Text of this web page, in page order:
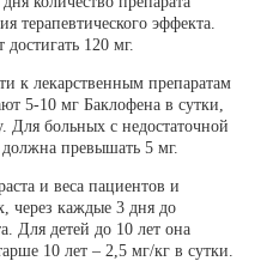
терапевтического эффекта.
120 мг.
к лекарственным препаратам
5-10 мг Баклофена в сутки,
Для больных с недостаточной
превышать 5 мг.
и веса пациентов и
через каждые 3 дня до
Для детей до 10 лет она
10 лет – 2,5 мг/кг в сутки.